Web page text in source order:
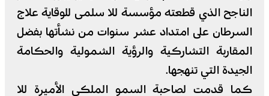
الناجح الذي قطعته مؤسسة للا سلمى للوقاية علاج
السرطان على امتداد عشر سنوات من نشأتها بفضل
المقاربة التشاركية والرؤية الشمولية والحكامة
الجيدة التي تنهجها.
كما قدمت لصاحبة السمو الملكي الأميرة للا